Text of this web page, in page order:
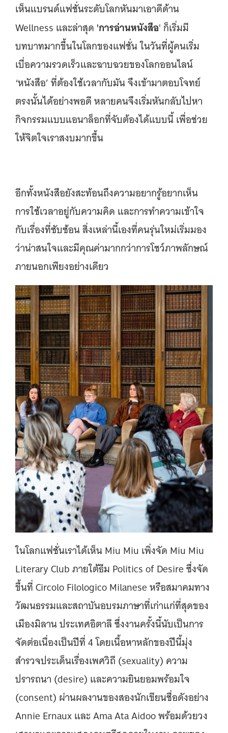
เห็นแบรนด์แฟชั่นระดับโลกหันมาเอาดีด้าน
Wellness และล่าสุด 'การอ่านหนังสือ' ก็เริ่มมี
บทบาทมากขึ้นในโลกของแฟชั่น ในวันที่ผู้คนเริ่ม
เบื่อความรวดเร็วและฉาบฉวยของโลกออนไลน์
‘หนังสือ’ ที่ต้องใช้เวลากับมัน จึงเข้ามาตอบโจทย์
ตรงนั้นได้อย่างพอดี หลายคนจึงเริ่มหันกลับไปหา
กิจกรรมแบบแอนาล็อกที่จับต้องได้แบบนี้ เพื่อช่วย
ให้จิตใจเราสงบมากขึ้น
อีกทั้งหนังสือยังสะท้อนถึงความอยากรู้อยากเห็น
การใช้เวลาอยู่กับความคิด และการทำความเข้าใจ
กับเรื่องที่ซับซ้อน สิ่งเหล่านี้เองที่คนรุ่นใหม่เริ่มมอง
ว่าน่าสนใจและมีคุณค่ามากกว่าการโชว์ภาพลักษณ์
ภายนอกเพียงอย่างเดียว
ในโลกแฟชั่นเราได้เห็น Miu Miu เพิ่งจัด Miu Miu
Literary Club ภายใต้ธีม Politics of Desire ซึ่งจัด
ขึ้นที่ Circolo Filologico Milanese หรือสมาคมทาง
วัฒนธรรมและสถาบันอบรมภาษาที่เก่าแก่ที่สุดของ
เมืองมิลาน ประเทศอิตาลี ซึ่งงานครั้งนี้นับเป็นการ
จัดต่อเนื่องเป็นปีที่ 4 โดยเนื้อหาหลักของปีนี้มุ่ง
สำรวจประเด็นเรื่องเพศวิถี (sexuality) ความ
ปรารถนา (desire) และความยินยอมพร้อมใจ
(consent) ผ่านผลงานของสองนักเขียนชื่อดังอย่าง
Annie Ernaux และ Ama Ata Aidoo พร้อมด้วยวง